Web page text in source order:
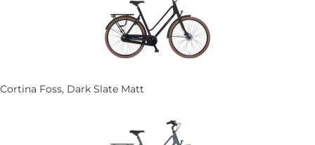
Cortina Foss, Dark Slate Matt